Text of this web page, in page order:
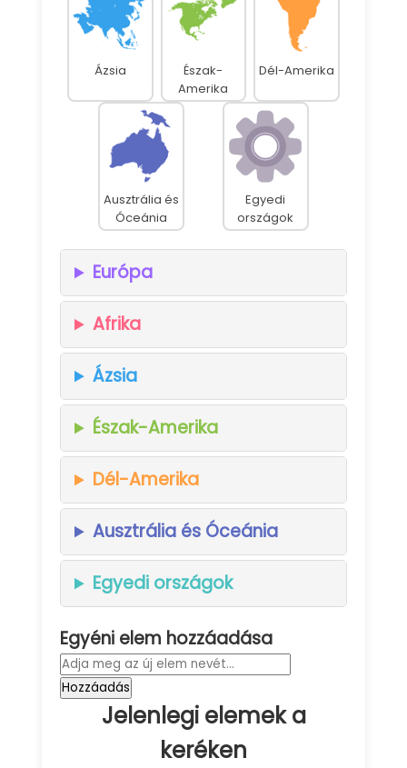
Ázsia
Észak-
Amerika
Dél-Amerika
Ausztrália és
Óceánia
Egyedi
országok
Európa
Afrika
Ázsia
Észak-Amerika
Dél-Amerika
Ausztrália és Óceánia
Egyedi országok
Egyéni elem hozzáadása
Hozzáadás
Jelenlegi elemek a
keréken